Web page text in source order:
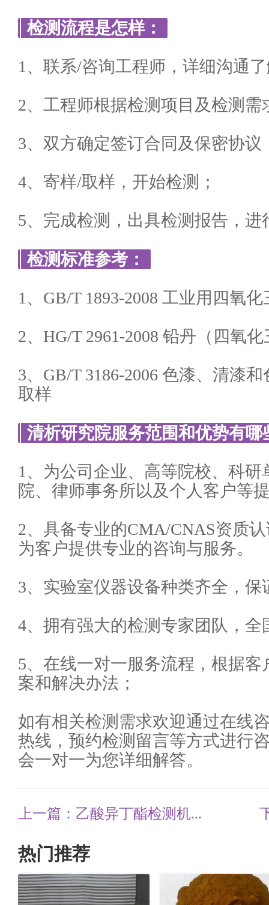
检测流程是怎样：
1、联系/咨询工程师，详细沟通
2、工程师根据检测项目及检测需
3、双方确定签订合同及保密协议
4、寄样/取样，开始检测；
5、完成检测，出具检测报告，进
检测标准参考：
1、GB/T 1893-2008 工业用四氧化
2、HG/T 2961-2008 铅丹（四氧
3、GB/T 3186-2006 色漆、清漆
取样
清析研究院服务范围和优势有哪
1、为公司企业、高等院校、科
院、律师事务所以及个人客户等
2、具备专业的CMA/CNAS资质
为客户提供专业的咨询与服务。
3、实验室仪器设备种类齐全，
4、拥有强大的检测专家团队，
5、在线一对一服务流程，根据
案和解决办法；
如有相关检测需求欢迎通过在线
热线，预约检测留言等方式进行
会一对一为您详细解答。
上一篇：乙酸异丁酯检测机...
热门推荐